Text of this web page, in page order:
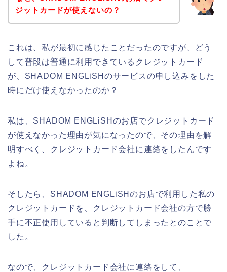
ジットカードが使えないの？
これは、私が最初に感じたことだったのですが、どう
して普段は普通に利用できているクレジットカード
が、SHADOM ENGLiSHのサービスの申し込みをした
時にだけ使えなかったのか？
私は、SHADOM ENGLiSHのお店でクレジットカード
が使えなかった理由が気になったので、その理由を解
明すべく、クレジットカード会社に連絡をしたんです
よね。
そしたら、SHADOM ENGLiSHのお店で利用した私の
クレジットカードを、クレジットカード会社の方で勝
手に不正使用していると判断してしまったとのことで
した。
なので、クレジットカード会社に連絡をして、